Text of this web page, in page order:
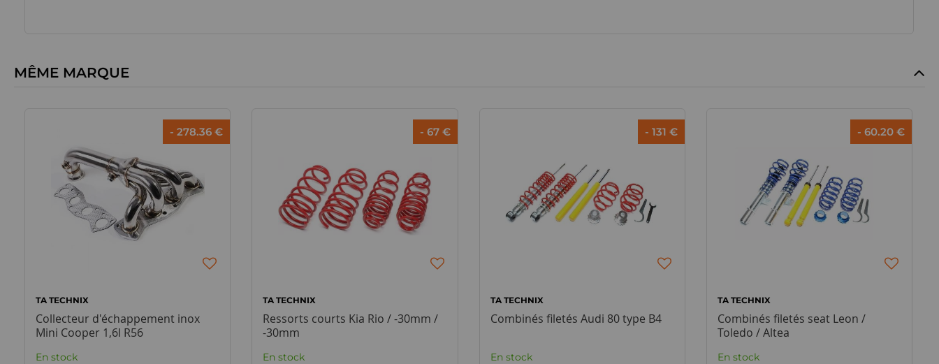
MÊME MARQUE
- 278.36 €
TA TECHNIX
Collecteur d'échappement inox
Mini Cooper 1,6l R56
En stock
- 67 €
TA TECHNIX
Ressorts courts Kia Rio / -30mm /
-30mm
En stock
- 131 €
TA TECHNIX
Combinés filetés Audi 80 type B4
En stock
- 60.20 €
TA TECHNIX
Combinés filetés seat Leon /
Toledo / Altea
En stock